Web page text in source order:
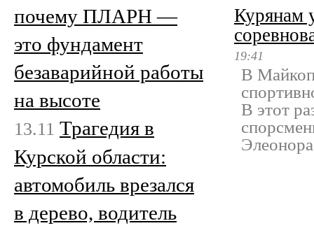
Курянам
19:41
В
В этот
почему ПЛАРН —
это фундамент
безаварийной работы
на высоте
13.11 Трагедия в
Курской области:
автомобиль врезался
в дерево, водитель